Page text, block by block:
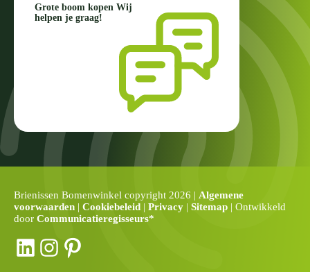
Grote boom kopen Wij
helpen je graag!
Brienissen Bomenwinkel copyright 2026 | Algemene
voorwaarden | Cookiebeleid | Privacy | Sitemap | Ontwikkeld
door Communicatieregisseurs*
LinkedIn
Instagram
Pinterest